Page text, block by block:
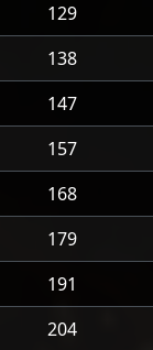
129
138
147
157
168
179
191
204